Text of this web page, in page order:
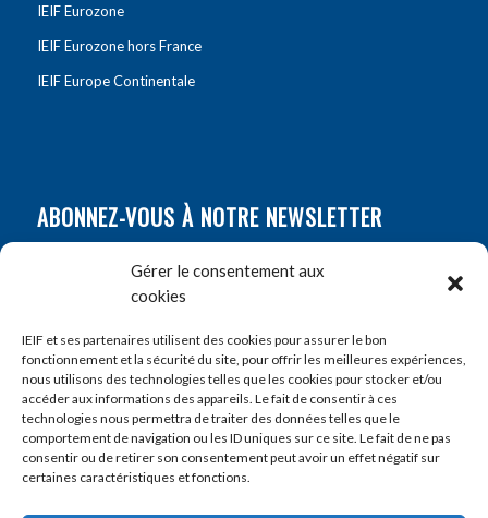
Gérer le consentement aux
cookies
IEIF et ses partenaires utilisent des cookies pour assurer le bon
fonctionnement et la sécurité du site, pour offrir les meilleures expériences,
nous utilisons des technologies telles que les cookies pour stocker et/ou
accéder aux informations des appareils. Le fait de consentir à ces
technologies nous permettra de traiter des données telles que le
comportement de navigation ou les ID uniques sur ce site. Le fait de ne pas
consentir ou de retirer son consentement peut avoir un effet négatif sur
certaines caractéristiques et fonctions.
IEIF Eurozone
IEIF Eurozone hors France
IEIF Europe Continentale
ABONNEZ-VOUS À NOTRE NEWSLETTER
Prénom*
E-mail*